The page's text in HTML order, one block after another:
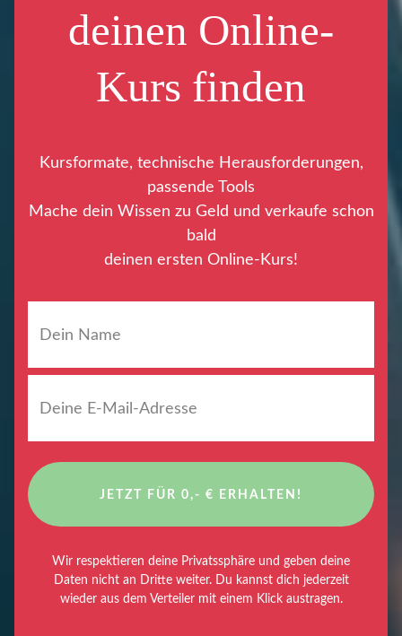
deinen Online-
Kurs finden
Kursformate, technische Herausforderungen,
passende Tools
Mache dein Wissen zu Geld und verkaufe schon
bald
deinen ersten Online-Kurs!
JETZT FÜR 0,- € ERHALTEN!
Wir respektieren deine Privatssphäre und geben deine
Daten nicht an Dritte weiter. Du kannst dich jederzeit
wieder aus dem Verteiler mit einem Klick austragen.